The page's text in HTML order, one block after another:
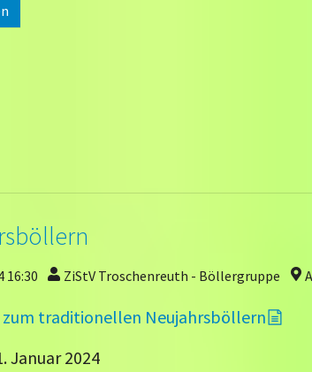
16:30 ZiStV Troschenreuth - Böllergruppe
zum traditionellen Neujahrsböllern
Januar 2024